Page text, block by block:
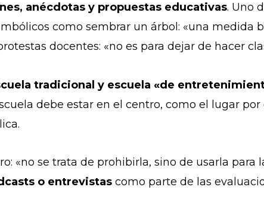
anécdotas y propuestas educativas. Uno
como sembrar un árbol: «una medida
docentes: «no es para dejar de hacer
tradicional y escuela «de
debe estar en el centro, como el lugar
«no se trata de prohibirla, sino de usarla para
o entrevistas como parte de las